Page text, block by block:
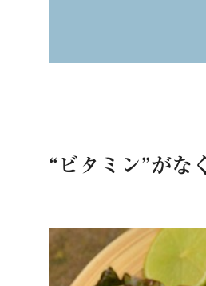
“ビタミン”がな